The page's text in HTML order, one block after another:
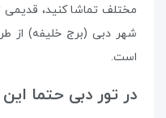
مختلف تماشا کنید،
شهر دبی (برج خلیفه) از
است.
در تور دبی حتما این